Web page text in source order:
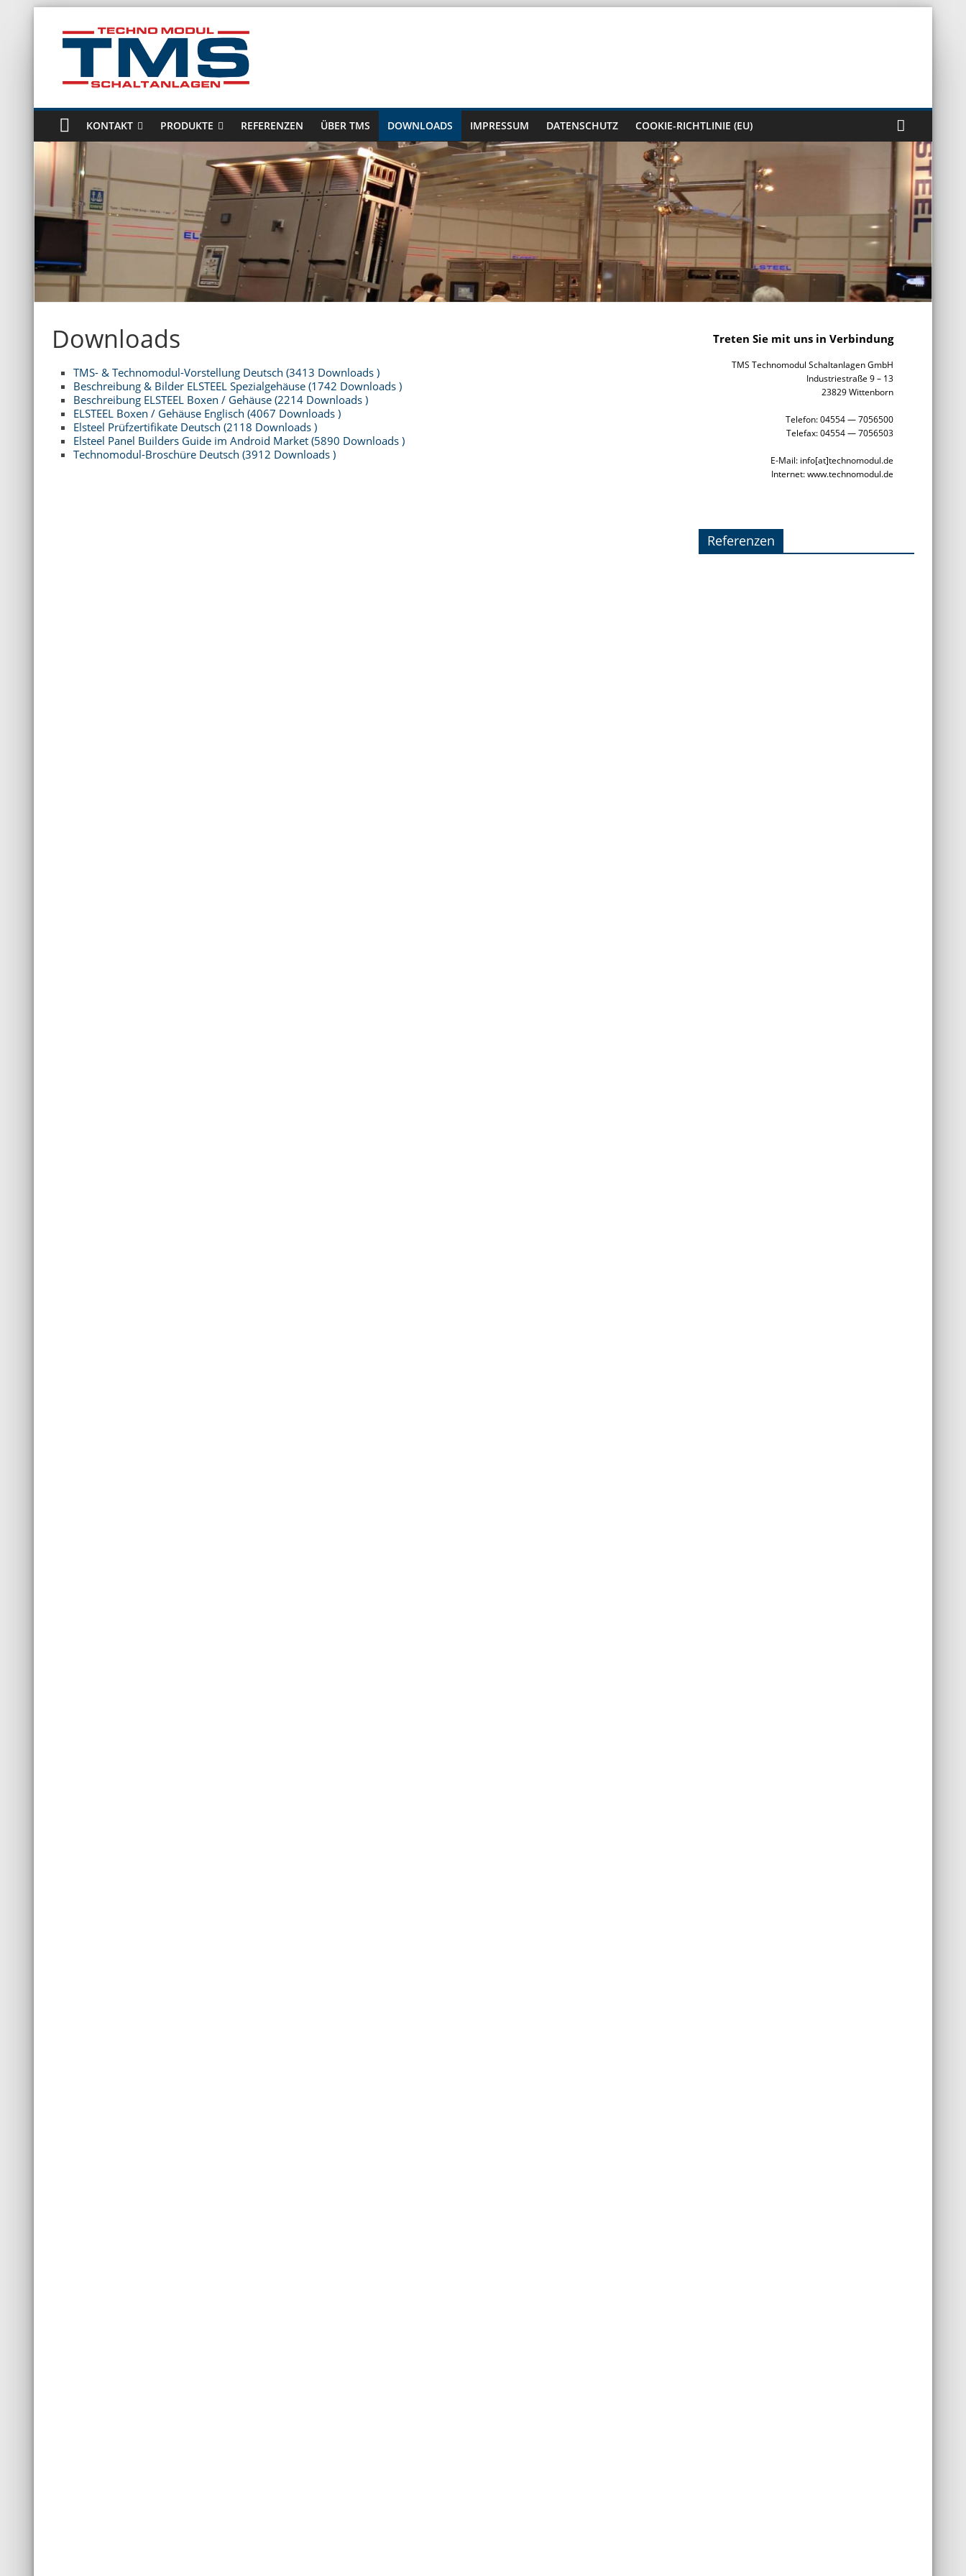
Inhalt
springen
Technomodul
GmbH
KONTAKT PRODUKTE REFERENZEN ÜBER TMS DOWNLOADS IMPRESSUM DATENSCHUTZ COOKIE-RICHTLINIE (EU)
Downloads
TMS- & Technomodul-Vorstellung Deutsch (3413 Downloads )
Beschreibung & Bilder ELSTEEL Spezialgehäuse (1742 Downloads )
Beschreibung ELSTEEL Boxen / Gehäuse (2214 Downloads )
ELSTEEL Boxen / Gehäuse Englisch (4067 Downloads )
Elsteel Prüfzertifikate Deutsch (2118 Downloads )
Elsteel Panel Builders Guide im Android Market (5890 Downloads )
Technomodul-Broschüre Deutsch (3912 Downloads )
Treten Sie mit uns in Verbindung
TMS Technomodul Schaltanlagen GmbH
Industriestraße 9 – 13
23829 Wittenborn
Telefon: 04554 — 7056500
Telefax: 04554 — 7056503
E-Mail: info[at]technomodul.de
Internet: www.technomodul.de
Referenzen